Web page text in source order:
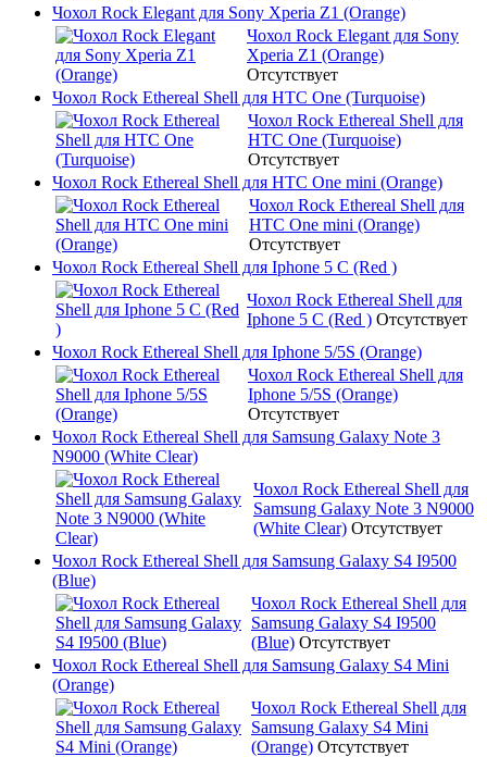
Чохол Rock Elegant для Sony Xperia Z1 (Orange)
Чохол Rock Elegant для Sony
Xperia Z1 (Orange)
Отсутствует
Чохол Rock Ethereal Shell для HTC One (Turquoise)
Чохол Rock Ethereal Shell для
HTC One (Turquoise)
Отсутствует
Чохол Rock Ethereal Shell для HTC One mini (Orange)
Чохол Rock Ethereal Shell для
HTC One mini (Orange)
Отсутствует
Чохол Rock Ethereal Shell для Iphone 5 C (Red )
Чохол Rock Ethereal Shell для
Iphone 5 C (Red ) Отсутствует
Чохол Rock Ethereal Shell для Iphone 5/5S (Orange)
Чохол Rock Ethereal Shell для
Iphone 5/5S (Orange)
Отсутствует
Чохол Rock Ethereal Shell для Samsung Galaxy Note 3
N9000 (White Clear)
Чохол Rock Ethereal Shell для
Samsung Galaxy Note 3 N9000
(White Clear) Отсутствует
Чохол Rock Ethereal Shell для Samsung Galaxy S4 I9500
(Blue)
Чохол Rock Ethereal Shell для
Samsung Galaxy S4 I9500
(Blue) Отсутствует
Чохол Rock Ethereal Shell для Samsung Galaxy S4 Mini
(Orange)
Чохол Rock Ethereal Shell для
Samsung Galaxy S4 Mini
(Orange) Отсутствует